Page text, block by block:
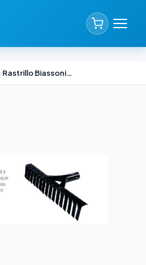
› Rastrillo Biassoni sin Refuerzo 16 Dientes